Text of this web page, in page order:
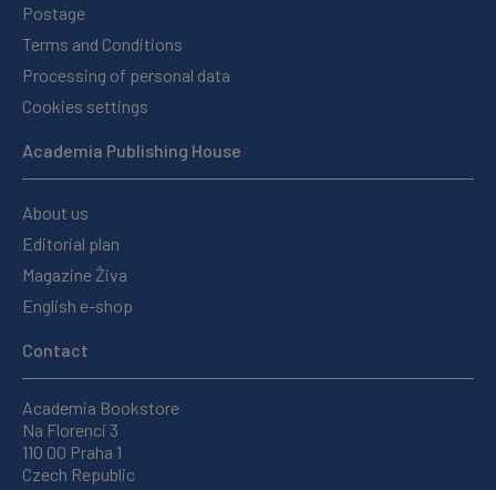
Postage
Terms and Conditions
Processing of personal data
Cookies settings
Academia Publishing House
About us
Editorial plan
Magazine Živa
English e-shop
Contact
Academia Bookstore
Na Florenci 3
110 00 Praha 1
Czech Republic